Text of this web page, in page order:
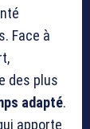
Face à
des plus
adapté.
apporte